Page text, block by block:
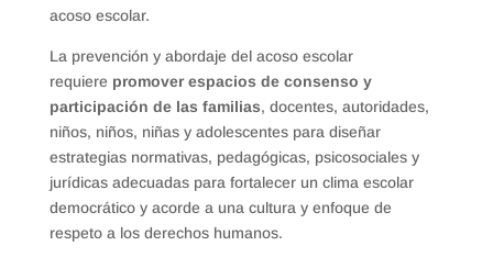
acoso escolar.
La prevención y abordaje del acoso escolar
requiere promover espacios de consenso y
participación de las familias, docentes, autoridades,
niños, niños, niñas y adolescentes para diseñar
estrategias normativas, pedagógicas, psicosociales y
jurídicas adecuadas para fortalecer un clima escolar
democrático y acorde a una cultura y enfoque de
respeto a los derechos humanos.